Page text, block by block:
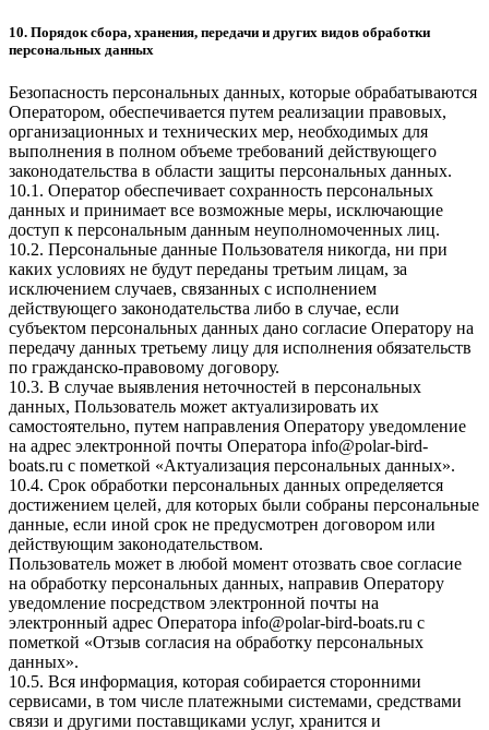
10. Порядок сбора, хранения, передачи и других видов обработки
персональных данных
Безопасность персональных данных, которые обрабатываются
Оператором, обеспечивается путем реализации правовых,
организационных и технических мер, необходимых для
выполнения в полном объеме требований действующего
законодательства в области защиты персональных данных.
10.1. Оператор обеспечивает сохранность персональных
данных и принимает все возможные меры, исключающие
доступ к персональным данным неуполномоченных лиц.
10.2. Персональные данные Пользователя никогда, ни при
каких условиях не будут переданы третьим лицам, за
исключением случаев, связанных с исполнением
действующего законодательства либо в случае, если
субъектом персональных данных дано согласие Оператору на
передачу данных третьему лицу для исполнения обязательств
по гражданско-правовому договору.
10.3. В случае выявления неточностей в персональных
данных, Пользователь может актуализировать их
самостоятельно, путем направления Оператору уведомление
на адрес электронной почты Оператора info@polar-bird-
boats.ru с пометкой «Актуализация персональных данных».
10.4. Срок обработки персональных данных определяется
достижением целей, для которых были собраны персональные
данные, если иной срок не предусмотрен договором или
действующим законодательством.
Пользователь может в любой момент отозвать свое согласие
на обработку персональных данных, направив Оператору
уведомление посредством электронной почты на
электронный адрес Оператора info@polar-bird-boats.ru с
пометкой «Отзыв согласия на обработку персональных
данных».
10.5. Вся информация, которая собирается сторонними
сервисами, в том числе платежными системами, средствами
связи и другими поставщиками услуг, хранится и